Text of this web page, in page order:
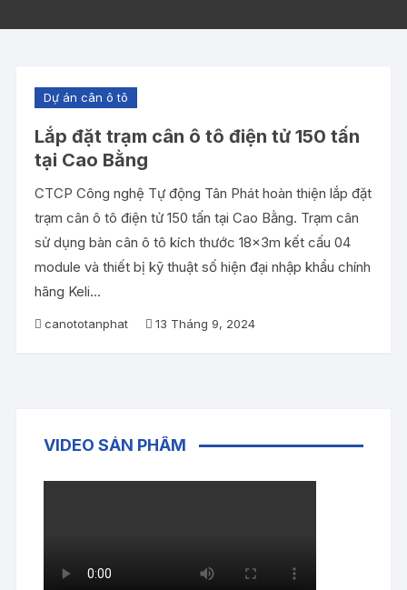
Dự án cân ô tô
Lắp đặt trạm cân ô tô điện tử 150 tấn
tại Cao Bằng
CTCP Công nghệ Tự động Tân Phát hoàn thiện lắp đặt
trạm cân ô tô điện tử 150 tấn tại Cao Bằng. Trạm cân
sử dụng bàn cân ô tô kích thước 18x3m kết cấu 04
module và thiết bị kỹ thuật số hiện đại nhập khẩu chính
hãng Keli…
canototanphat 13 Tháng 9, 2024
VIDEO SẢN PHẨM